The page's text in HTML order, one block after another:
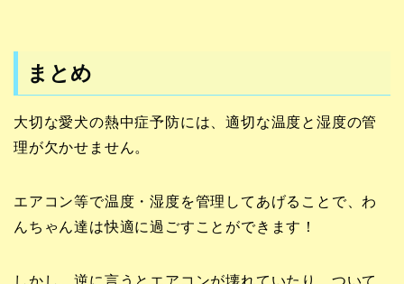
まとめ
大切な愛犬の熱中症予防には、適切な温度と湿度の管
理が欠かせません。
エアコン等で温度・湿度を管理してあげることで、わ
んちゃん達は快適に過ごすことができます！
しかし、逆に言うとエアコンが壊れていたり、ついて